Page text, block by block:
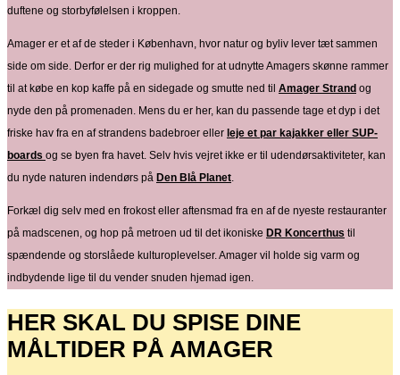
duftene og storbyfølelsen i kroppen.
Amager er et af de steder i København, hvor natur og byliv lever tæt sammen
side om side. Derfor er der rig mulighed for at udnytte Amagers skønne rammer
til at købe en kop kaffe på en sidegade og smutte ned til Amager Strand og
nyde den på promenaden. Mens du er her, kan du passende tage et dyp i det
friske hav fra en af strandens badebroer eller leje et par kajakker eller SUP-
boards og se byen fra havet. Selv hvis vejret ikke er til udendørsaktiviteter, kan
du nyde naturen indendørs på Den Blå Planet.
Forkæl dig selv med en frokost eller aftensmad fra en af de nyeste restauranter
på madscenen, og hop på metroen ud til det ikoniske DR Koncerthus til
spændende og storslåede kulturoplevelser. Amager vil holde sig varm og
indbydende lige til du vender snuden hjemad igen.
HER SKAL DU SPISE DINE
MÅLTIDER PÅ AMAGER